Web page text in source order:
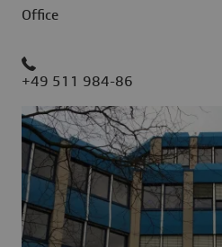
Office
+49 511 984-86